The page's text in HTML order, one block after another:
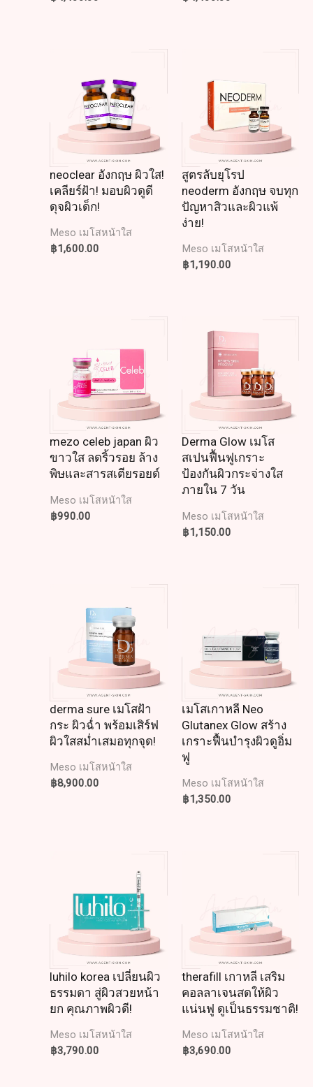
neoclear อังกฤษ ผิวใส!
เคลียร์ฝ้า! มอบผิวดูดี
ดุจผิวเด็ก!
Meso เมโสหน้าใส
฿1,600.00
สูตรลับยุโรป
neoderm อังกฤษ จบทุก
ปัญหาสิวและผิวแพ้
ง่าย!
Meso เมโสหน้าใส
฿1,190.00
mezo celeb japan ผิว
ขาวใส ลดริ้วรอย ล้าง
พิษและสารสเตียรอยด์
Meso เมโสหน้าใส
฿990.00
Derma Glow เมโส
สเปนฟื้นฟูเกราะ
ป้องกันผิวกระจ่างใส
ภายใน 7 วัน
Meso เมโสหน้าใส
฿1,150.00
derma sure เมโสฝ้า
กระ ผิวฉ่ำ พร้อมเสิร์ฟ
ผิวใสสม่ำเสมอทุกจุด!
Meso เมโสหน้าใส
฿8,900.00
เมโสเกาหลี Neo
Glutanex Glow สร้าง
เกราะฟื้นบำรุงผิวดูอิ่ม
ฟู
Meso เมโสหน้าใส
฿1,350.00
luhilo korea เปลี่ยนผิว
ธรรมดา สู่ผิวสวยหน้า
ยก คุณภาพผิวดี!
Meso เมโสหน้าใส
฿3,790.00
therafill เกาหลี เสริม
คอลลาเจนสดให้ผิว
แน่นฟู ดูเป็นธรรมชาติ!
Meso เมโสหน้าใส
฿3,690.00